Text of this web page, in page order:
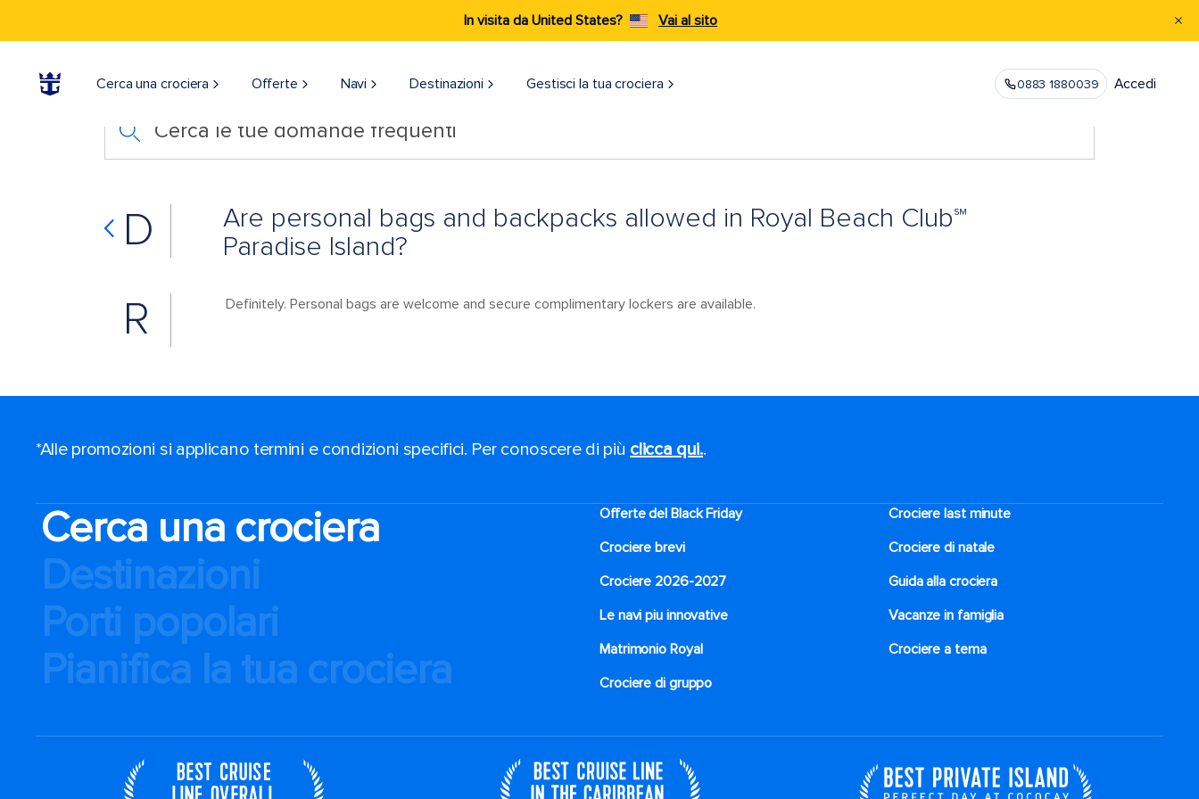
In visita da United States? Vai al sito
Cerca una crociera Offerte Navi Destinazioni​ Gestisci la tua crociera 0883 1880039 Accedi
Cerca le tue domande frequenti
D
Are personal bags and backpacks allowed in Royal Beach Club℠
Paradise Island?
R Definitely. Personal bags are welcome and secure complimentary lockers are available.
*Alle promozioni si applicano termini e condizioni specifici. Per conoscere di più clicca qui..
Cerca una crociera
Destinazioni
Porti popolari
Pianifica la tua crociera
Offerte del Black Friday
Crociere last minute
Crociere brevi​
Crociere di natale​
Crociere 2026-2027
Guida alla crociera
Le navi piu innovative
Vacanze in famiglia
Matrimonio Royal
Crociere a tema
Crociere di gruppo